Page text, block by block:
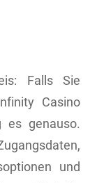
Falls Sie
Casino
genauso.
und